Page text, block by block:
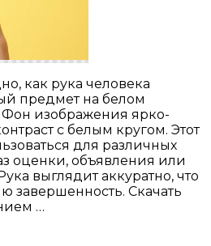
как рука человека
предмет на белом
изображения ярко-
с белым кругом. Этот
для различных
оценки, объявления или
выглядит аккуратно, что
завершенность. Скачать
…